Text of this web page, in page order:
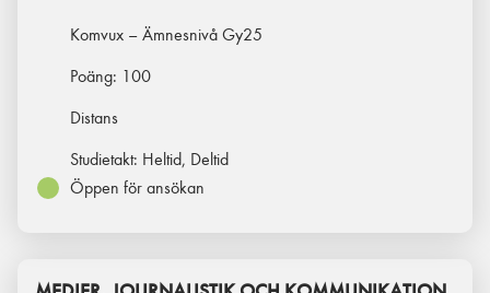
Komvux – Ämnesnivå Gy25
Poäng: 100
Distans
Studietakt: Heltid, Deltid
Öppen för ansökan